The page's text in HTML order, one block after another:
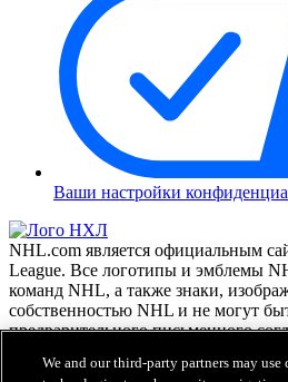
Ваши настройки
NHL.com является официальным
League. Все логотипы и эмблемы
команд NHL, а также знаки,
собственностью NHL и не могут
предварительного письменного
свитера с именами игроков NHL и
We and our third-party partners may